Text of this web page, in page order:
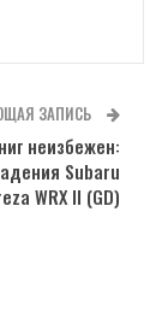
ЗАПИСЬ
неизбежен:
Subaru
WRX II (GD)